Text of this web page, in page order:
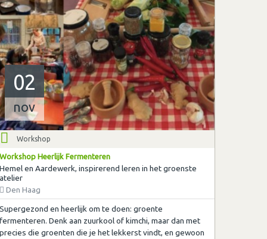
02
nov
Workshop
Workshop Heerlijk Fermenteren
Hemel en Aardewerk, inspirerend leren in het groenste
atelier
Den Haag
Supergezond en heerlijk om te doen: groente
fermenteren. Denk aan zuurkool of kimchi, maar dan met
precies die groenten die je het lekkerst vindt, en gewoon